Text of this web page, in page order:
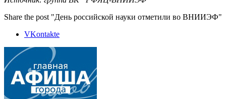
Share the post "День российской науки отметили во ВНИИЭФ"
VKontakte